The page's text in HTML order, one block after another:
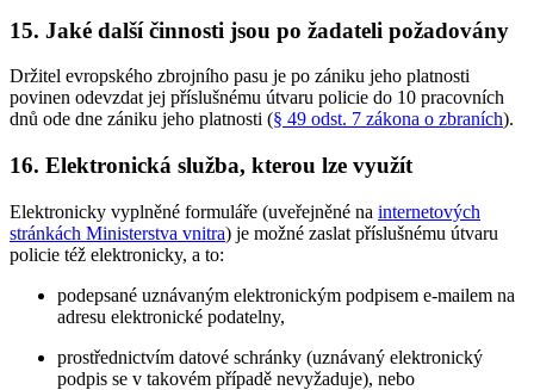
15. Jaké další činnosti jsou po žadateli požadovány
Držitel evropského zbrojního pasu je po zániku jeho platnosti
povinen odevzdat jej příslušnému útvaru policie do 10 pracovních
dnů ode dne zániku jeho platnosti (§ 49 odst. 7 zákona o zbraních).
16. Elektronická služba, kterou lze využít
Elektronicky vyplněné formuláře (uveřejněné na internetových
stránkách Ministerstva vnitra) je možné zaslat příslušnému útvaru
policie též elektronicky, a to:
podepsané uznávaným elektronickým podpisem e-mailem na
adresu elektronické podatelny,
prostřednictvím datové schránky (uznávaný elektronický
podpis se v takovém případě nevyžaduje), nebo